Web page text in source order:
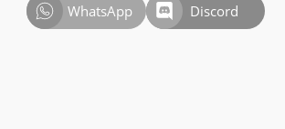
WhatsApp
Discord